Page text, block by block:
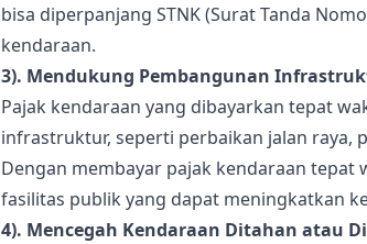
bisa diperpanjang STNK (Surat Tanda
kendaraan.
3). Mendukung Pembangunan
Pajak kendaraan yang dibayarkan tepat
infrastruktur, seperti perbaikan jalan raya,
Dengan membayar pajak kendaraan
fasilitas publik yang dapat meningkatkan
4). Mencegah Kendaraan Ditahan atau